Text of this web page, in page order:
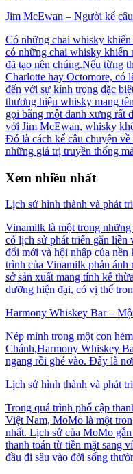
Jim McEwan – Người kể
Có những chai whisky
có những chai whisky khiến
đã tạo nên chúng.Nếu từng
Charlotte hay Octomore, có
đến với sự kính trọng đặc
thương hiệu whisky mang
gọi bằng một danh xưng rất
với Jim McEwan, whisky
Đó là cách kể câu chuyện
những giá trị truyền thống
Xem nhiều nhất
Lịch sử hình thành và phát
Vinamilk là một trong
có lịch sử phát triển gắn liền
đổi mới và hội nhập của nền
trình của Vinamilk phản ánh
sở sản xuất mang tính kế
dưỡng hiện đại, có vị thế
Harmony Whiskey Bar –
Nép mình trong một con
Chánh,Harmony Whiskey
ngang rồi ghé vào. Đây là
Lịch sử hình thành và phát
Trong quá trình phổ cập
Việt Nam, MoMo là một
nhất. Lịch sử của MoMo
thanh toán từ tiền mặt sang
đầu đi sâu vào đời sống